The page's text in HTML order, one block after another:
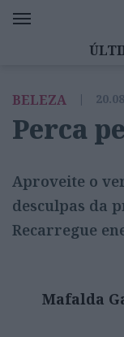
EMOÇÕES
DIZ QUEM
BELEZA |
Perca
Aproveite o
desculpas da
Recarregue
Mafalda